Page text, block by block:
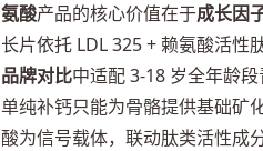
氨酸产品的核心价值在于成长因
长片依托 LDL 325 + 赖氨酸活性
品牌对比中适配 3-18 岁全年龄段
单纯补钙只能为骨骼提供基础矿
酸为信号载体，联动肽类活性成